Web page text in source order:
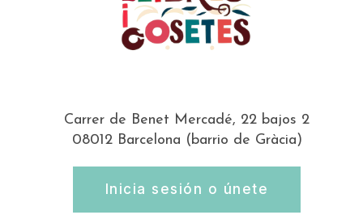
Carrer de Benet Mercadé, 22 bajos 2
08012 Barcelona (barrio de Gràcia)
Inicia sesión o únete